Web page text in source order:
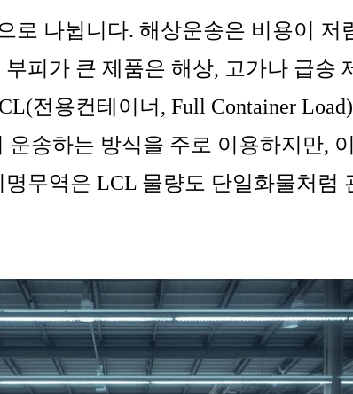
로 나뉩니다. 해상운송은 비용이
피가 큰 제품은 해상, 고가나 급송
전용컨테이너, Full Container
송하는 방식을 주로 이용하지만,
무역은 LCL 물량도 단일화물처럼